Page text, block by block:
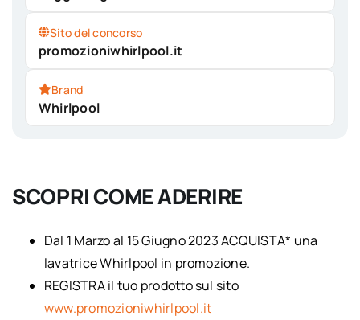
Sito del concorso
promozioniwhirlpool.it
Brand
Whirlpool
SCOPRI COME ADERIRE
Dal 1 Marzo al 15 Giugno 2023 ACQUISTA* una
lavatrice Whirlpool in promozione.
REGISTRA il tuo prodotto sul sito
www.promozioniwhirlpool.it